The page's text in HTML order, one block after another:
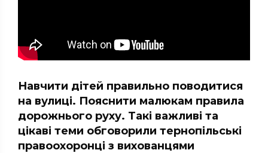
Навчити дітей правильно поводитися
на вулиці. Пояснити малюкам правила
дорожнього руху. Такі важливі та
цікаві теми обговорили тернопільські
правоохоронці з вихованцями